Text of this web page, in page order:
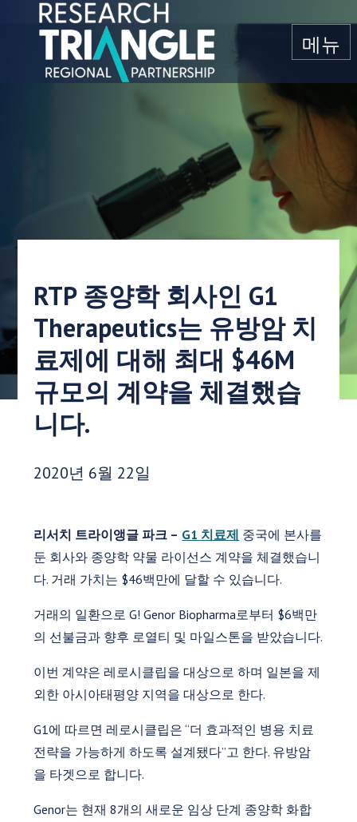
콘텐츠로 건너뛰기
메뉴
RTP 종양학 회사인 G1
Therapeutics는 유방암 치
료제에 대해 최대 $46M
규모의 계약을 체결했습
니다.
게시 날짜:
2020년 6월 22일
리서치 트라이앵글 파크 – G1 치료제 중국에 본사를
둔 회사와 종양학 약물 라이선스 계약을 체결했습니
다. 거래 가치는 $46백만에 달할 수 있습니다.
거래의 일환으로 G! Genor Biopharma로부터 $6백만
의 선불금과 향후 로열티 및 마일스톤을 받았습니다.
이번 계약은 레로시클립을 대상으로 하며 일본을 제
외한 아시아태평양 지역을 대상으로 한다.
G1에 따르면 레로시클립은 “더 효과적인 병용 치료
전략을 가능하게 하도록 설계됐다”고 한다. 유방암
을 타겟으로 합니다.
Genor는 현재 8개의 새로운 임상 단계 종양학 화합